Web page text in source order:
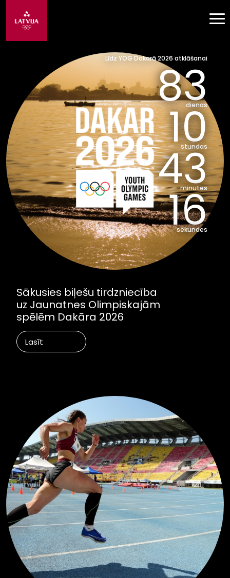
Līdz YOG Dakarā 2026 atklāšanai
83
dienas
10
stundas
43
minutes
14
sekundes
Sākusies biļešu tirdzniecība
uz Jaunatnes Olimpiskajām
spēlēm Dakāra 2026
Lasīt